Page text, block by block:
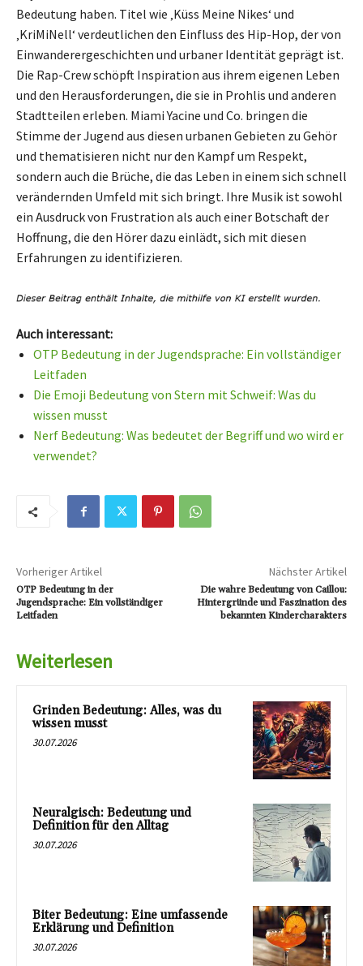
Bedeutung haben. Titel wie ‚Küss Meine Nikes‘ und
‚KriMiNell‘ verdeutlichen den Einfluss des Hip-Hop, der von
Einwanderergeschichten und urbaner Identität geprägt ist.
Die Rap-Crew schöpft Inspiration aus ihrem eigenen Leben
und den Herausforderungen, die sie in Prohlis und anderen
Stadtteilen erleben. Miami Yacine und Co. bringen die
Stimme der Jugend aus diesen urbanen Gebieten zu Gehör
und thematisieren nicht nur den Kampf um Respekt,
sondern auch die Brüche, die das Leben in einem sich schnell
verändernden Umfeld mit sich bringt. Ihre Musik ist sowohl
ein Ausdruck von Frustration als auch einer Botschaft der
Hoffnung, die den Hörer dazu einlädt, sich mit diesen
Erfahrungen zu identifizieren.
Auch interessant:
OTP Bedeutung in der Jugendsprache: Ein vollständiger
Leitfaden
Die Emoji Bedeutung von Stern mit Schweif: Was du
wissen musst
Nerf Bedeutung: Was bedeutet der Begriff und wo wird er
verwendet?
Vorheriger Artikel
OTP Bedeutung in der
Jugendsprache: Ein vollständiger
Leitfaden
Nächster Artikel
Die wahre Bedeutung von Caillou:
Hintergründe und Faszination des
bekannten Kindercharakters
Weiterlesen
Grinden Bedeutung: Alles, was du
wissen musst
30.07.2026
Neuralgisch: Bedeutung und
Definition für den Alltag
30.07.2026
Biter Bedeutung: Eine umfassende
Erklärung und Definition
30.07.2026